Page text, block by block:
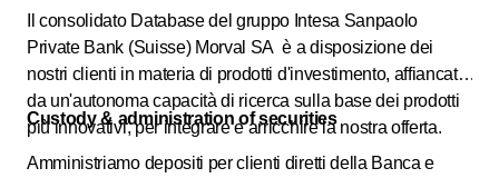
Il consolidato Database del gruppo Intesa Sanpaolo
Private Bank (Suisse) Morval SA è a disposizione dei
nostri clienti in materia di prodotti d'investimento, affiancato
da un'autonoma capacità di ricerca sulla base dei prodotti
più innovativi, per integrare e arricchire la nostra offerta.
Custody & administration of securities
Amministriamo depositi per clienti diretti della Banca e